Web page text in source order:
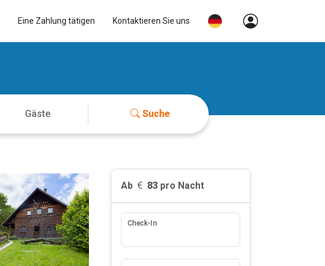
Eine Zahlung tätigen Kontaktieren Sie uns
Suche
Ab 83pro Nacht
Check-In